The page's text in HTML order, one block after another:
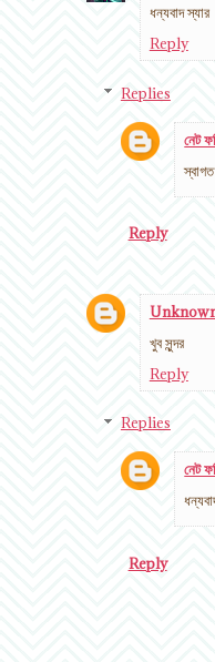
ধন্যবাদ স্যার
Reply
Replies
নেট
স্বাগত
Reply
খুব সুন্দর
Reply
Replies
নেট
Reply